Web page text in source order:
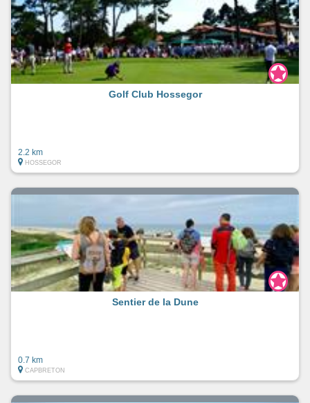
Golf Club Hossegor
2.2 km
HOSSEGOR
Sentier de la Dune
0.7 km
CAPBRETON